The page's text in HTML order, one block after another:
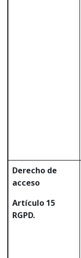
Derecho de
acceso
Artículo 15
RGPD.